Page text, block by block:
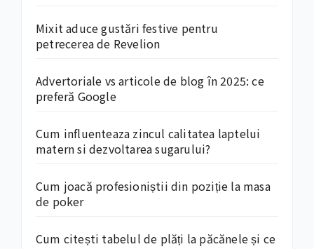
Mixit aduce gustări festive pentru
petrecerea de Revelion
Advertoriale vs articole de blog în 2025: ce
preferă Google
Cum influenteaza zincul calitatea laptelui
matern si dezvoltarea sugarului?
Cum joacă profesioniștii din poziție la masa
de poker
Cum citești tabelul de plăți la păcănele și ce